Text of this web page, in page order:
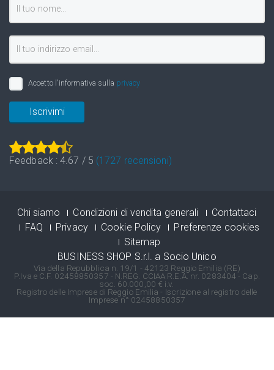
Accetto l'informativa sulla privacy
Iscrivimi
Feedback :4.67 / 5 (1727 recensioni)
Chi siamo Condizioni di vendita generali
Contattaci
FAQ
Privacy Cookie Policy
Preferenze cookies
Sitemap
BUSINESS SHOP S.r.l. a Socio Unico
Via della Repubblica n. 19/1 - 42123 Reggio Emilia (RE)
P.Iva e C.F. 02458850357 - N.REG. CCIAA R.E.A. nr. 0283404 - Cap.
soc. 60.000,00 € i.v.
Registro delle Imprese di Reggio Emilia - Iscrizione al registro delle
Imprese n° 02458850357